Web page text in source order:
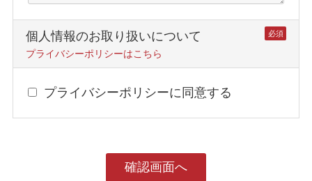
個人情報のお取り扱いについて 必須
プライバシーポリシーはこちら
プライバシーポリシーに同意する